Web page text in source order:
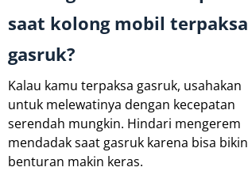
saat kolong mobil terpaksa
gasruk?
Kalau kamu terpaksa gasruk, usahakan
untuk melewatinya dengan kecepatan
serendah mungkin. Hindari mengerem
mendadak saat gasruk karena bisa bikin
benturan makin keras.